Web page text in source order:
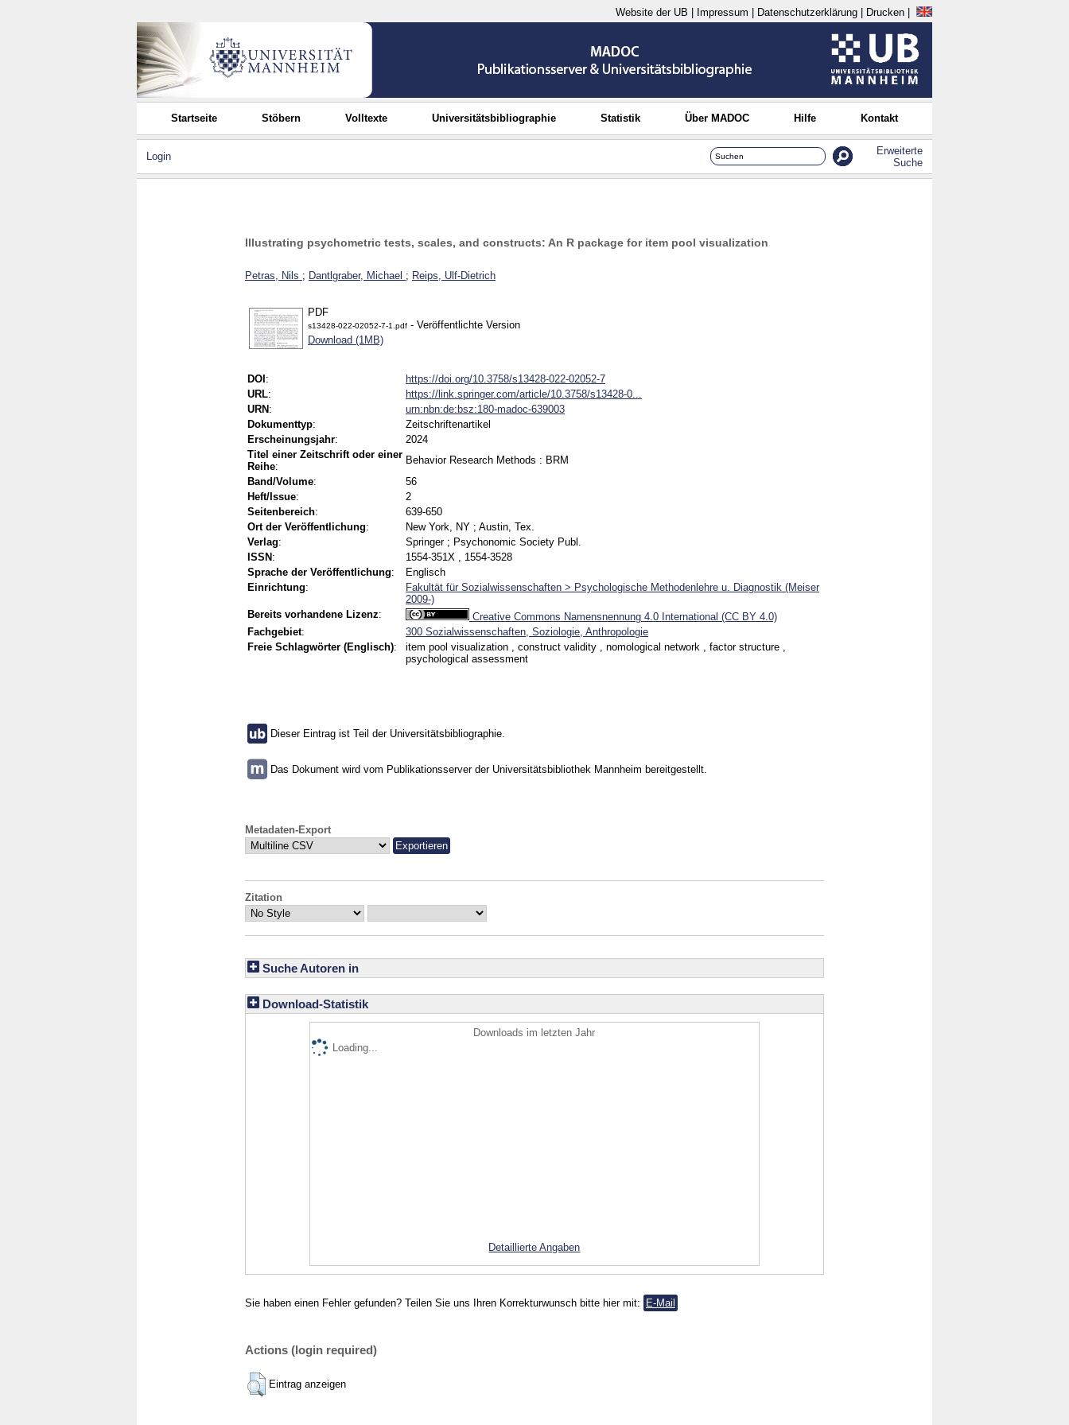
Website der UB Impressum Datenschutzerklärung Drucken
Startseite Stöbern Volltexte Universitätsbibliographie Statistik Über MADOC Hilfe Kontakt
Login
Erweiterte
Suche
Illustrating psychometric tests, scales, and constructs: An R package for item pool visualization
Petras, Nils ; Dantlgraber, Michael ; Reips, Ulf-Dietrich
PDF
s13428-022-02052-7-1.pdf - Veröffentlichte Version
Download (1MB)
DOI :
https://doi.org/10.3758/s13428-022-02052-7
URL:
https://link.springer.com/article/10.3758/s13428-0...
URN :
urn:nbn:de:bsz:180-madoc-639003
Dokumenttyp:
Zeitschriftenartikel
Erscheinungsjahr:
2024
Titel einer Zeitschrift oder einer
Reihe:
Behavior Research Methods : BRM
Band/Volume:
56
Heft/Issue:
2
Seitenbereich:
639-650
Ort der Veröffentlichung:
New York, NY ; Austin, Tex.
Verlag:
Springer ; Psychonomic Society Publ.
ISSN :
1554-351X , 1554-3528
Sprache der Veröffentlichung:
Englisch
Einrichtung:
Fakultät für Sozialwissenschaften > Psychologische Methodenlehre u. Diagnostik (Meiser
2009-)
Bereits vorhandene Lizenz:
Creative Commons Namensnennung 4.0 International (CC BY 4.0)
Fachgebiet:
300 Sozialwissenschaften, Soziologie, Anthropologie
Freie Schlagwörter (Englisch):
item pool visualization , construct validity , nomological network , factor structure ,
psychological assessment
Dieser Eintrag ist Teil der Universitätsbibliographie.
Das Dokument wird vom Publikationsserver der Universitätsbibliothek Mannheim bereitgestellt.
Metadaten-Export
Zitation
Suche Autoren in
Download-Statistik
Downloads im letzten Jahr
Loading...
Detaillierte Angaben
Sie haben einen Fehler gefunden? Teilen Sie uns Ihren Korrekturwunsch bitte hier mit: E-Mail
Actions (login required)
Eintrag anzeigen